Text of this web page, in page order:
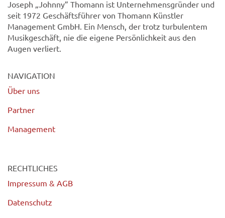
Joseph „Johnny” Thomann ist Unternehmensgründer und
seit 1972 Geschäftsführer von Thomann Künstler
Management GmbH. Ein Mensch, der trotz turbulentem
Musikgeschäft, nie die eigene Persönlichkeit aus den
Augen verliert.
NAVIGATION
Über uns
Partner
Management
RECHTLICHES
Impressum & AGB
Datenschutz